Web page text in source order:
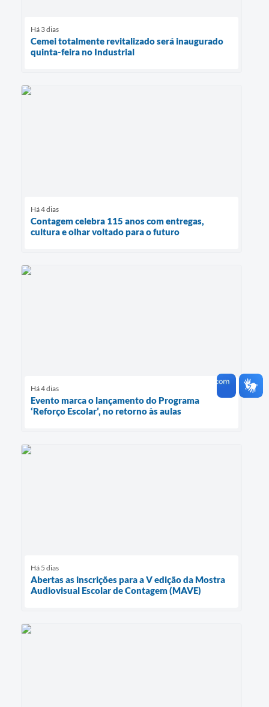
Há 3 dias
Cemei totalmente revitalizado será inaugurado
quinta-feira no Industrial
Há 4 dias
Contagem celebra 115 anos com entregas,
cultura e olhar voltado para o futuro
Há 4 dias
Evento marca o lançamento do Programa
‘Reforço Escolar’, no retorno às aulas
Há 5 dias
Abertas as inscrições para a V edição da Mostra
Audiovisual Escolar de Contagem (MAVE)